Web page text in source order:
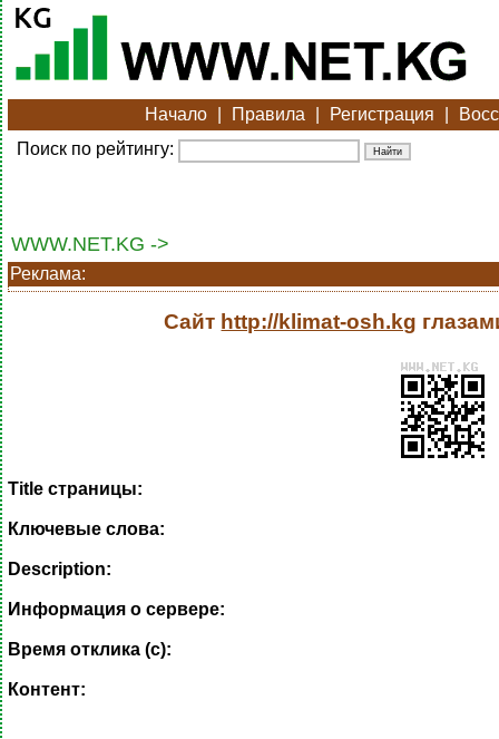
Начало Правила Регистрация
Поиск по рейтингу:
WWW.NET.KG ->
Реклама:
Сайт http://klimat-osh.kg
Title страницы:
Ключевые слова:
Description:
Информация о сервере:
Время отклика (с):
Контент: